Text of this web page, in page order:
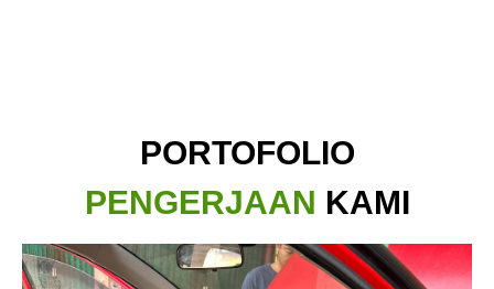
PORTOFOLIO
PENGERJAAN KAMI